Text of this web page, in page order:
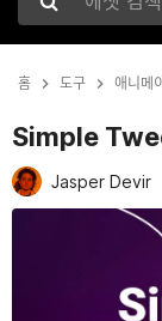
에셋 검색
홈 도구 애니메
Simple
Jasper Devir
현재 슬라이드: 1 / 3